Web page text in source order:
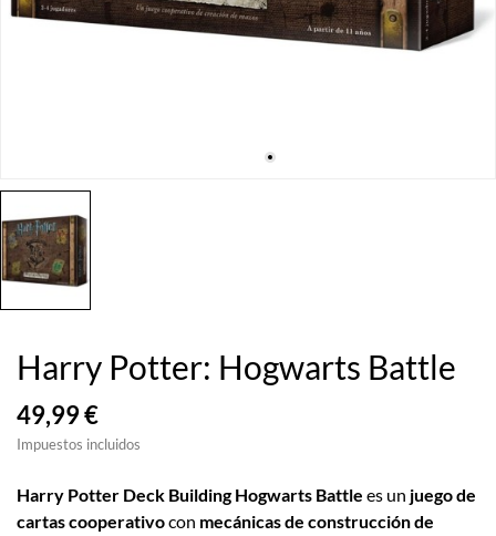
Harry Potter: Hogwarts Battle
49,99 €
Impuestos incluidos
Harry Potter Deck Building Hogwarts Battle es un juego de
cartas cooperativocon mecánicas de construcción de